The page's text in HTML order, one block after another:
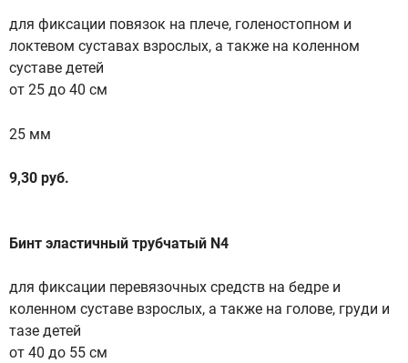
для фиксации повязок на плече, голеностопном и
локтевом суставах взрослых, а также на коленном
суставе детей
от 25 до 40 см
25 мм
9,30 руб.
Бинт эластичный трубчатый N4
для фиксации перевязочных средств на бедре и
коленном суставе взрослых, а также на голове, груди и
тазе детей
от 40 до 55 см